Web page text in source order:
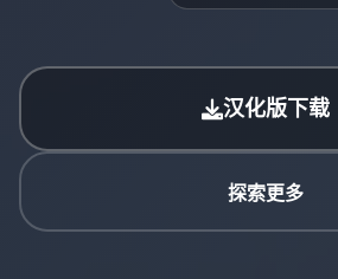
汉化版下载
探索更多